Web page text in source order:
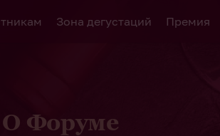
Зона дегустаций Премия
О Форуме